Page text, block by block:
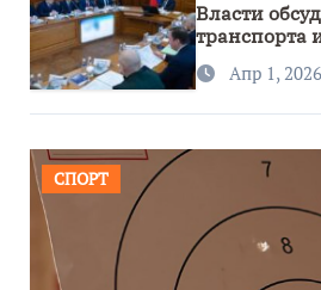
Власти
транспорта
региона
Апр 1, 2026
СПОРТ